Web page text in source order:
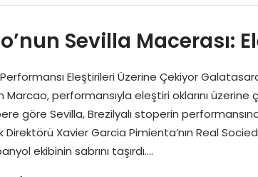
Sevilla Macerası:
Eleştirileri Üzerine Çekiyor
Marcao, performansıyla eleştiri oklarını
göre Sevilla, Brezilyalı stoperin
Direktörü Xavier Garcia Pimienta’nın Real
ekibinin sabrını taşırdı….